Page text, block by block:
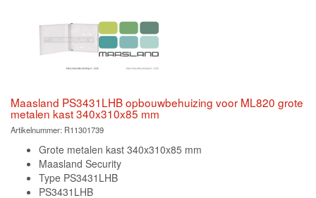
Maasland PS3431LHB opbouwbehuizing voor ML820 grote
metalen kast 340x310x85 mm
Artikelnummer: R11301739
Grote metalen kast 340x310x85 mm
Maasland Security
Type PS3431LHB
PS3431LHB